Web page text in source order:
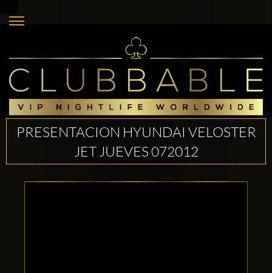
PRESENTACION HYUNDAI VELOSTER
JET JUEVES 072012